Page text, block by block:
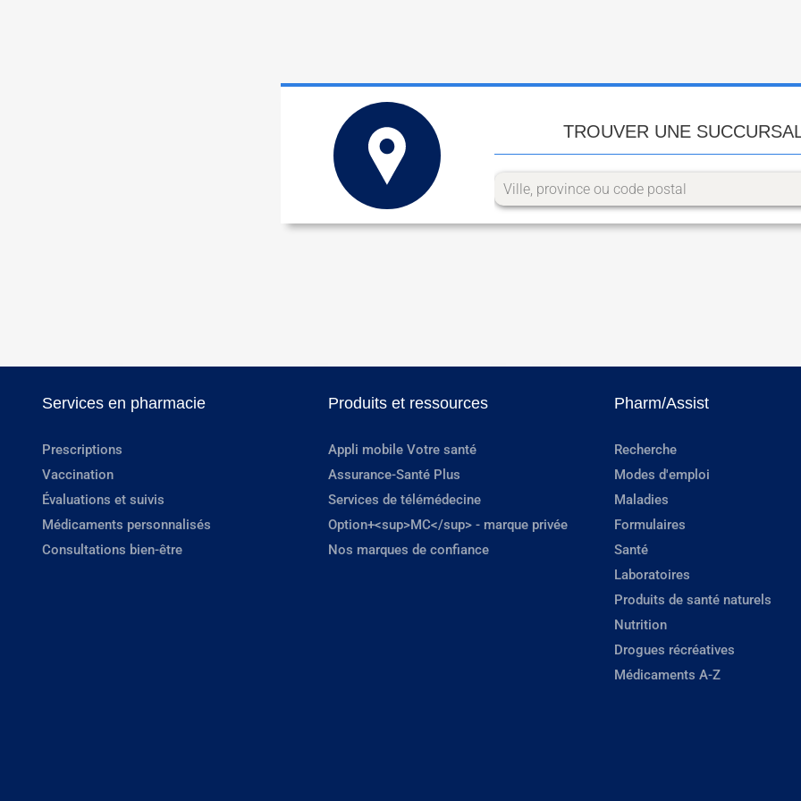
TROUVER UNE
Services en pharmacie
Prescriptions
Vaccination
Évaluations et suivis
Médicaments personnalisés
Consultations bien-être
Produits et ressources
Appli mobile Votre santé
Assurance-Santé Plus
Services de télémédecine
Option+<sup>MC</sup> - marque privée
Nos marques de confiance
Pharm/Assist
Recherche
Modes d'emploi
Maladies
Formulaires
Santé
Laboratoires
Produits de santé naturels
Nutrition
Drogues récréatives
Médicaments A-Z